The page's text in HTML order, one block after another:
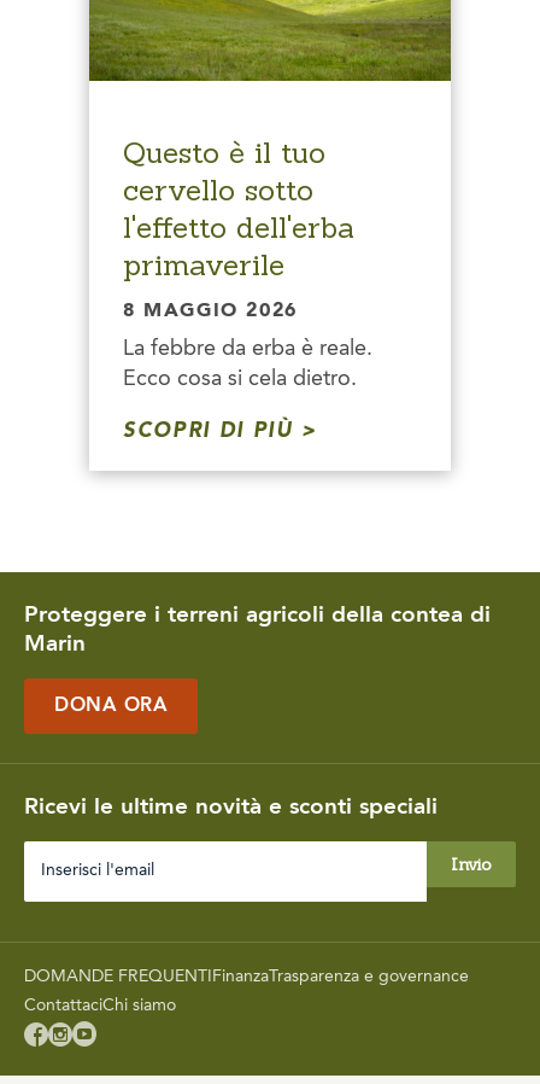
Questo è il tuo
cervello sotto
l'effetto dell'erba
primaverile
8 MAGGIO 2026
La febbre da erba è reale.
Ecco cosa si cela dietro.
SCOPRI DI PIÙ
Proteggere i terreni agricoli della contea di
Marin
DONA ORA
Ricevi le ultime novità e sconti speciali
DOMANDE FREQUENTI Finanza Trasparenza e governance
ContattaciChi siamo
